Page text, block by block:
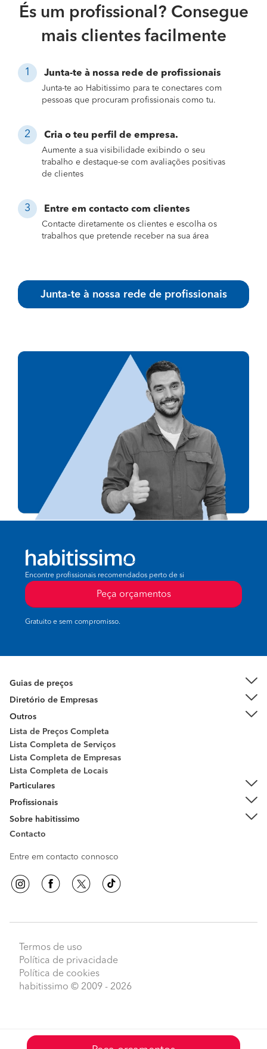
És um profissional? Consegue
mais clientes facilmente
Junta-te à nossa rede de profissionais
Junta-te ao Habitissimo para te conectares com
pessoas que procuram profissionais como tu.
Cria o teu perfil de empresa.
Aumente a sua visibilidade exibindo o seu
trabalho e destaque-se com avaliações positivas
de clientes
Entre em contacto com clientes
Contacte diretamente os clientes e escolha os
trabalhos que pretende receber na sua área
Junta-te à nossa rede de profissionais
Encontre profissionais recomendados perto de si
Peça orçamentos
Gratuito e sem compromisso.
Guias de preços
Diretório de Empresas
Outros
Lista de Preços Completa
Lista Completa de Serviços
Lista Completa de Empresas
Lista Completa de Locais
Particulares
Profissionais
Sobre habitissimo
Contacto
Entre em contacto connosco
Termos de uso
Política de privacidade
Política de cookies
habitissimo © 2009 - 2026